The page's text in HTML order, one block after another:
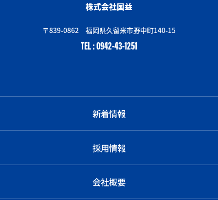
株式会社国益
〒839-0862 福岡県久留米市野中町140-15
TEL : 0942-43-1251
新着情報
採用情報
会社概要